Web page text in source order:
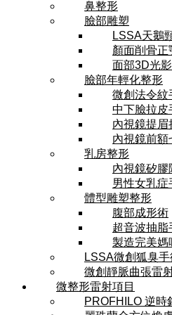
鼻整形
臉部雕塑
LSSA天鵝
顏面削骨正
面部3D光
臉部年輕化整形
微創法令紋
中下臉拉皮
內視鏡提眉
內視鏡前額
乳房整形
內視鏡矽膠
男性女乳症
體型雕塑整形
腹部成形術
超音波抽脂
製造完美媽
LSSA微創狐臭
微創靜脈曲張雷
微整形雷射項目
PROFHILO 逆時